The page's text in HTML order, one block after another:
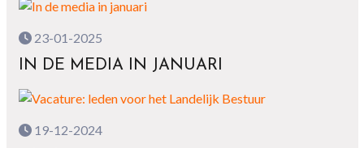
23-01-2025
IN DE MEDIA IN JANUARI
19-12-2024